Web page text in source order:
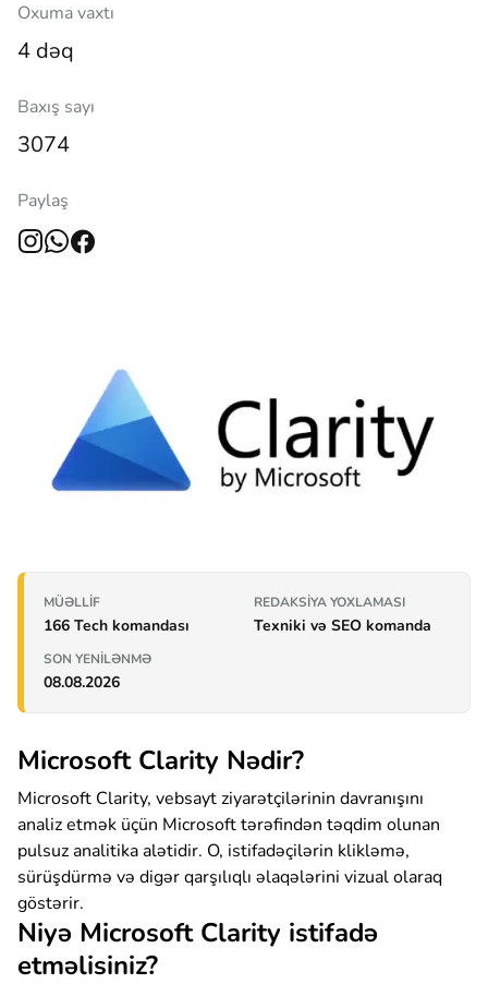
Oxuma vaxtı
4 dəq
Baxış sayı
3074
Paylaş
MÜƏLLIF
166 Tech komandası
REDAKSIYA YOXLAMASI
Texniki və SEO komanda
SON YENILƏNMƏ
08.08.2026
Microsoft Clarity Nədir?
Microsoft Clarity, vebsayt ziyarətçilərinin davranışını
analiz etmək üçün Microsoft tərəfindən təqdim olunan
pulsuz analitika alətidir. O, istifadəçilərin klikləmə,
sürüşdürmə və digər qarşılıqlı əlaqələrini vizual olaraq
göstərir.
Niyə Microsoft Clarity istifadə
etməlisiniz?